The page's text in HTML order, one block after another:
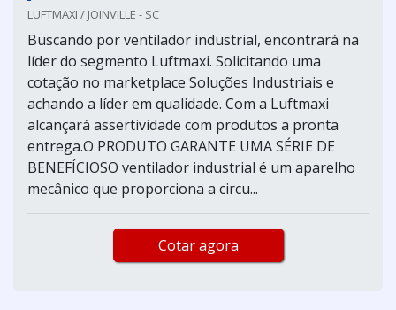
LUFTMAXI / JOINVILLE - SC
Buscando por ventilador industrial, encontrará na
líder do segmento Luftmaxi. Solicitando uma
cotação no marketplace Soluções Industriais e
achando a líder em qualidade. Com a Luftmaxi
alcançará assertividade com produtos a pronta
entrega.O PRODUTO GARANTE UMA SÉRIE DE
BENEFÍCIOSO ventilador industrial é um aparelho
mecânico que proporciona a circu...
Cotar agora